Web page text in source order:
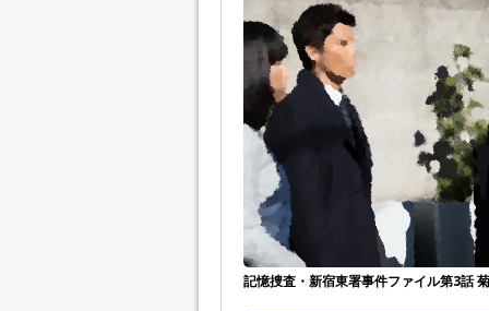
記憶捜査・新宿東署事件ファイル第3話